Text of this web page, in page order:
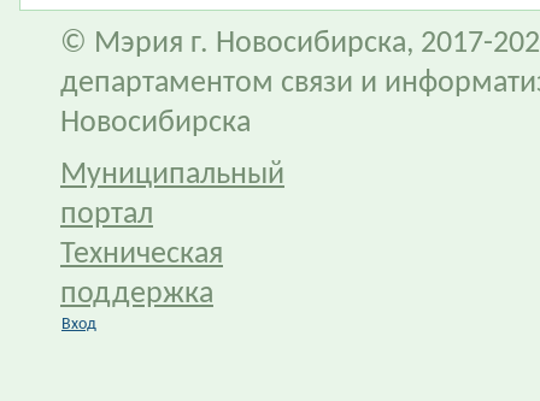
© Мэрия г. Новосибирска, 2017-
департаментом связи и
Новосибирска
Муниципальный
портал
Техническая
поддержка
Вход